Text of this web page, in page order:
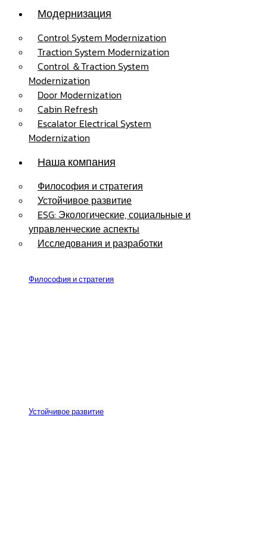
Модернизация
Control System Modernization
Traction System Modernization
Control ＆Traction System
Modernization
Door Modernization
Cabin Refresh
Escalator Electrical System
Modernization
Наша компания
Философия и стратегия
Устойчивое развитие
ESG: Экологические, социальные и
управленческие аспекты
Исследования и разработки
Философия и стратегия
Устойчивое развитие